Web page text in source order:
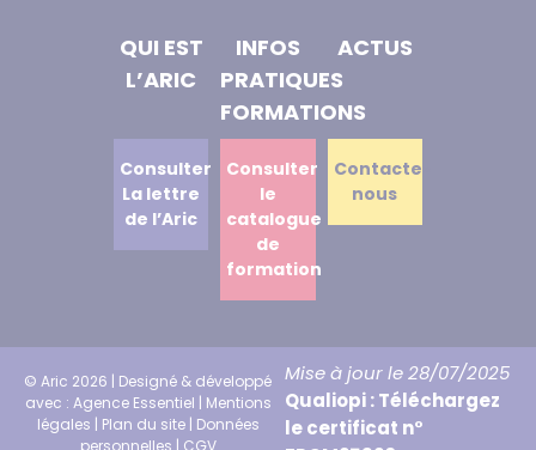
QUI EST
L’ARIC
INFOS
PRATIQUES
FORMATIONS
ACTUS
Consulter
La lettre
de l’Aric
Consulter
le
catalogue
de
formation
Contactez
nous
© Aric 2026 | Designé & développé
avec : Agence Essentiel | Mentions
légales | Plan du site| Données
Mise à jour le 28/07/2025
Qualiopi : Téléchargez
le certificat n°